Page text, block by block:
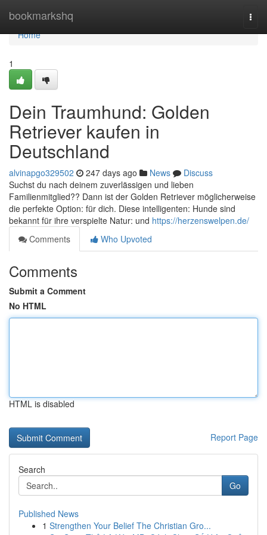
bookmarkshq
Home
Home
1
Dein Traumhund: Golden
Retriever kaufen in
Deutschland
alvinapgo329502 247 days ago News
Discuss
Suchst du nach deinem zuverlässigen und lieben
Familienmitglied?? Dann ist der Golden Retriever möglicherweise
die perfekte Option: für dich. Diese intelligenten: Hunde sind
bekannt für ihre verspielte Natur: und https://herzenswelpen.de/
Comments
Who Upvoted
Comments
Submit a Comment
No HTML
HTML is disabled
Report Page
Search
Go
Published News
1 Strengthen Your Belief The Christian Gro...